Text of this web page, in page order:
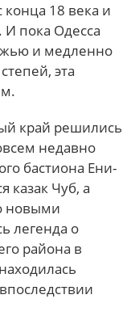
конца 18 века и
И пока Одесса
и медленно
эта
край решились
недавно
бастиона Ени-
казак Чуб, а
новыми
легенда о
района в